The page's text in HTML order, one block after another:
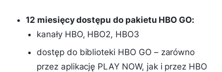
12 miesięcy dostępu do pakietu HBO GO:
kanały HBO, HBO2, HBO3
dostęp do biblioteki HBO GO – zarówno
przez aplikację PLAY NOW, jak i przez HBO